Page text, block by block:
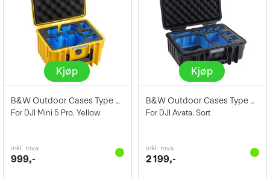
Kjøp
B&W Outdoor Cases Type 2000
For DJI Mini 5 Pro. Yellow
inkl. mva
999,-
Kjøp
B&W Outdoor Cases Type 4000
For DJI Avata. Sort
inkl. mva
2 199,-